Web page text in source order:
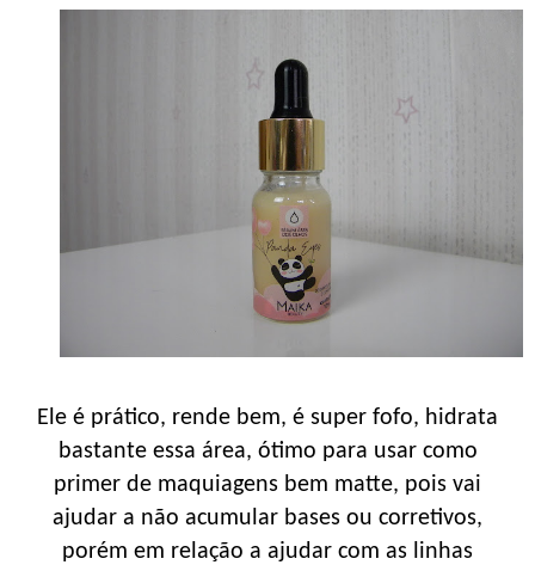
Ele é prático, rende bem, é super fofo, hidrata
bastante essa área, ótimo para usar como
primer de maquiagens bem matte, pois vai
ajudar a não acumular bases ou corretivos,
porém em relação a ajudar com as linhas